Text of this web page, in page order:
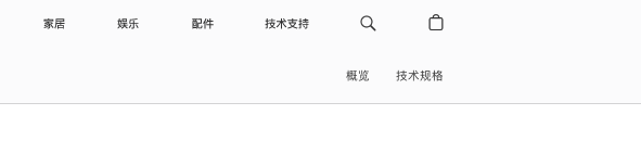
家居 娱乐 配件 技术支持
概览 技术规格